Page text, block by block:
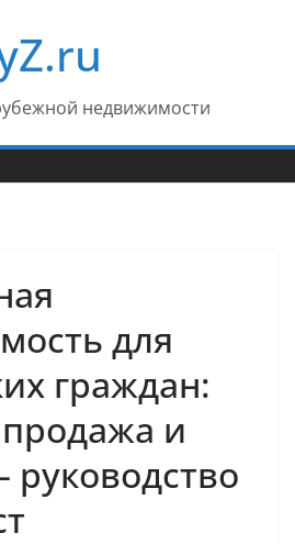
недвижимости
для
граждан:
и